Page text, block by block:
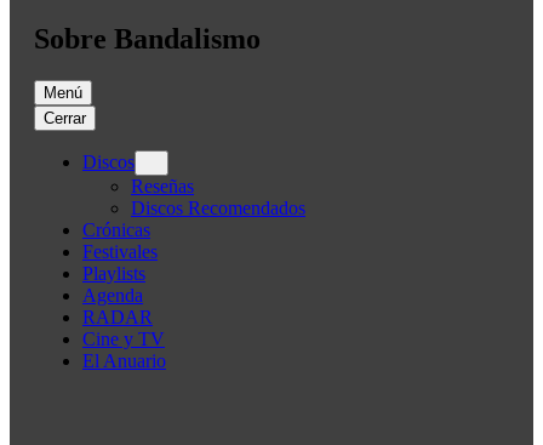
Sobre Bandalismo
Menú
Cerrar
Discos
Reseñas
Discos Recomendados
Crónicas
Festivales
Playlists
Agenda
RADAR
Cine y TV
El Anuario